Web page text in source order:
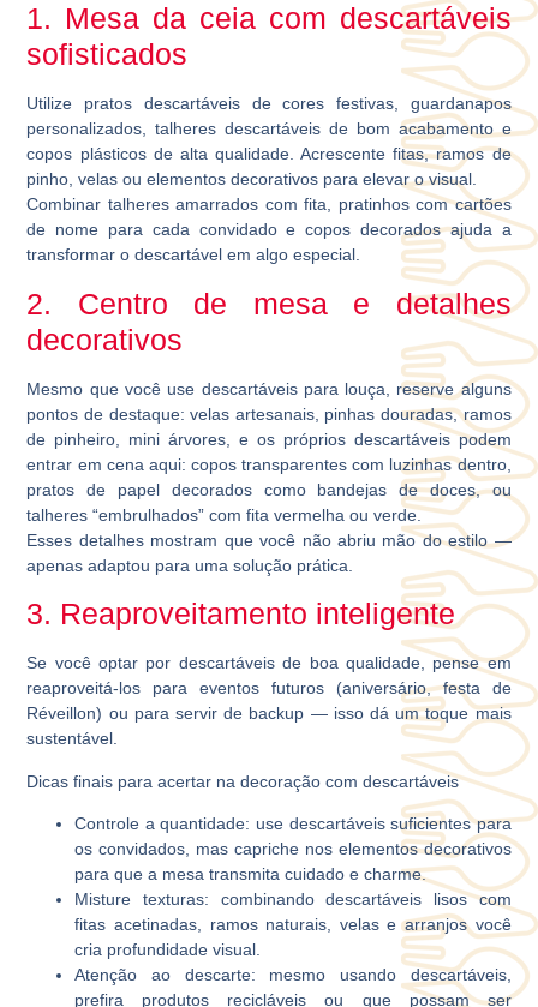
1. Mesa da ceia com descartáveis
sofisticados
Utilize pratos descartáveis de cores festivas, guardanapos
personalizados, talheres descartáveis de bom acabamento e
copos plásticos de alta qualidade. Acrescente fitas, ramos de
pinho, velas ou elementos decorativos para elevar o visual.
Combinar talheres amarrados com fita, pratinhos com cartões
de nome para cada convidado e copos decorados ajuda a
transformar o descartável em algo especial.
2. Centro de mesa e detalhes
decorativos
Mesmo que você use descartáveis para louça, reserve alguns
pontos de destaque: velas artesanais, pinhas douradas, ramos
de pinheiro, mini árvores, e os próprios descartáveis podem
entrar em cena aqui: copos transparentes com luzinhas dentro,
pratos de papel decorados como bandejas de doces, ou
talheres “embrulhados” com fita vermelha ou verde.
Esses detalhes mostram que você não abriu mão do estilo —
apenas adaptou para uma solução prática.
3. Reaproveitamento inteligente
Se você optar por descartáveis de boa qualidade, pense em
reaproveitá-los para eventos futuros (aniversário, festa de
Réveillon) ou para servir de backup — isso dá um toque mais
sustentável.
Dicas finais para acertar na decoração com descartáveis
Controle a quantidade: use descartáveis suficientes para
os convidados, mas capriche nos elementos decorativos
para que a mesa transmita cuidado e charme.
Misture texturas: combinando descartáveis lisos com
fitas acetinadas, ramos naturais, velas e arranjos você
cria profundidade visual.
Atenção ao descarte: mesmo usando descartáveis,
prefira produtos recicláveis ou que possam ser